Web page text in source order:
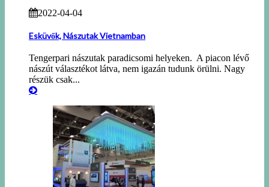
2022-04-04
Esküvők, Nászutak Vietnamban
Tengerpari nászutak paradicsomi helyeken. A piacon lévő
nászút választékot látva, nem igazán tudunk örülni. Nagy
részük csak...